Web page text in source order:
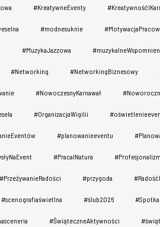
#KreatywneEventy
#modnesuknie
#MuzykaJazzowa
#Networking #NetworkingBiznesowy
#NowoczesnyKarnawał
#OrganizacjaWigilii
#planowanieeventu
#PracaINatura
#PrzeżywanieRadości #przygoda
#scenografiaświetlna #ślub2026
#ŚwiąteczneAktywności